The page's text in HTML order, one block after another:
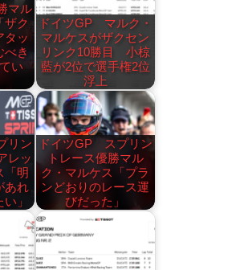
マル
ザク
タッ
べき
い
ドイツGP マルク・
マルケスがザクセン
リンク10勝目 小椋
藍が2位で選手権2位
浮上
リン
レッ
「明
あれ
」
ドイツGP スプリン
トレース優勝マル
ク・マルケス「プラ
ンどおりのレース運
びだった」